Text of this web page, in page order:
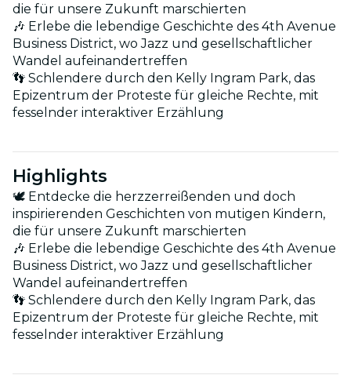
die für unsere Zukunft marschierten
🎶 Erlebe die lebendige Geschichte des 4th Avenue
Business District, wo Jazz und gesellschaftlicher
Wandel aufeinandertreffen
👣 Schlendere durch den Kelly Ingram Park, das
Epizentrum der Proteste für gleiche Rechte, mit
fesselnder interaktiver Erzählung
Highlights
🕊 Entdecke die herzzerreißenden und doch
inspirierenden Geschichten von mutigen Kindern,
die für unsere Zukunft marschierten
🎶 Erlebe die lebendige Geschichte des 4th Avenue
Business District, wo Jazz und gesellschaftlicher
Wandel aufeinandertreffen
👣 Schlendere durch den Kelly Ingram Park, das
Epizentrum der Proteste für gleiche Rechte, mit
fesselnder interaktiver Erzählung